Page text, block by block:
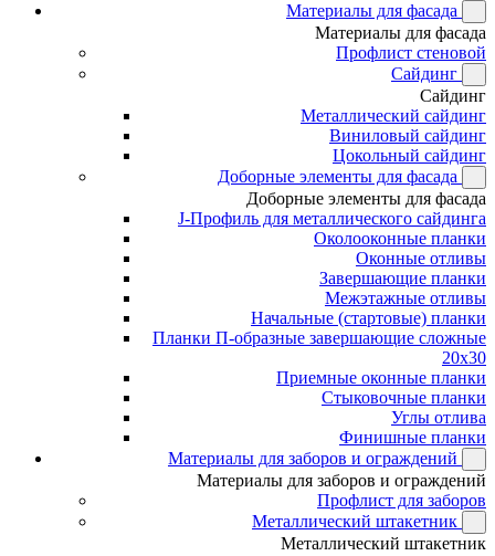
Материалы для фасада
Материалы для фасада
Профлист стеновой
Сайдинг
Сайдинг
Металлический сайдинг
Виниловый сайдинг
Цокольный сайдинг
Доборные элементы для фасада
Доборные элементы для фасада
J-Профиль для металлического сайдинга
Околооконные планки
Оконные отливы
Завершающие планки
Межэтажные отливы
Начальные (стартовые) планки
Планки П-образные завершающие сложные
20x30
Приемные оконные планки
Стыковочные планки
Углы отлива
Финишные планки
Материалы для заборов и ограждений
Материалы для заборов и ограждений
Профлист для заборов
Металлический штакетник
Металлический штакетник